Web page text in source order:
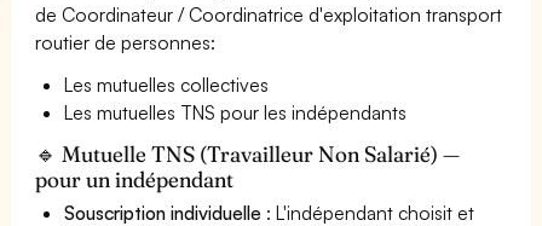
de Coordinateur / Coordinatrice d'exploitation transport
routier de personnes:
Les mutuelles collectives
Les mutuelles TNS pour les indépendants
🔹 Mutuelle TNS (Travailleur Non Salarié) —
pour un indépendant
Souscription individuelle : L'indépendant choisit et